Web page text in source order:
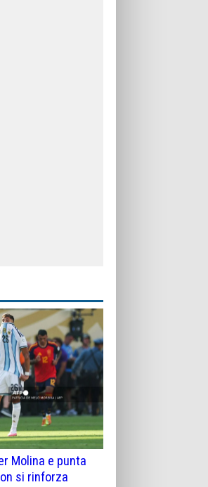
Molina e punta
si rinforza